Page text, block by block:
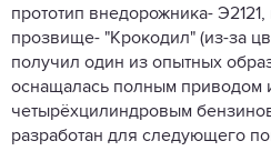
прототип внедорожника-
прозвище- "Крокодил" (из-за
получил один из опытных
оснащалась полным приводом
четырёхцилиндровым
разработан для следующего